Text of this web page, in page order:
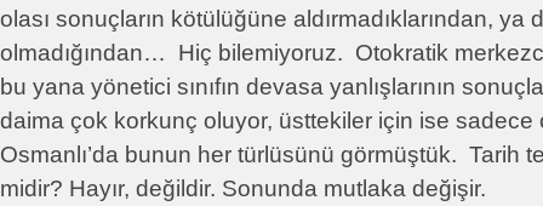
olası sonuçların kötülüğüne aldırmadıklarından, ya
olmadığından… Hiç bilemiyoruz. Otokratik
bu yana yönetici sınıfın devasa yanlışlarının
daima çok korkunç oluyor, üsttekiler için ise sadece
Osmanlı’da bunun her türlüsünü görmüştük. Tarih
midir? Hayır, değildir. Sonunda mutlaka değişir.